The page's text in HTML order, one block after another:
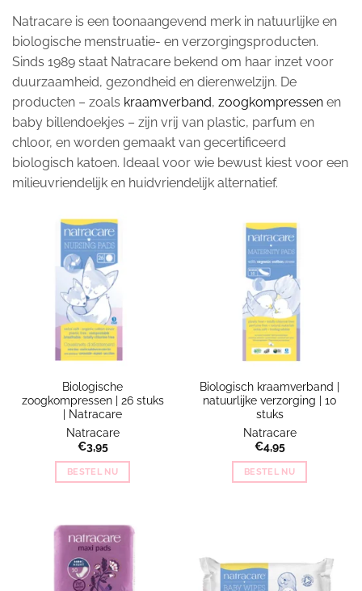
Natracare is een toonaangevend merk in natuurlijke en
biologische menstruatie- en verzorgingsproducten.
Sinds 1989 staat Natracare bekend om haar inzet voor
duurzaamheid, gezondheid en dierenwelzijn. De
producten – zoals kraamverband, zoogkompressen en
baby billendoekjes – zijn vrij van plastic, parfum en
chloor, en worden gemaakt van gecertificeerd
biologisch katoen. Ideaal voor wie bewust kiest voor een
milieuvriendelijk en huidvriendelijk alternatief.
Biologische
zoogkompressen | 26 stuks
| Natracare
Natracare
€3,95
BESTEL NU
Biologisch kraamverband |
natuurlijke verzorging | 10
stuks
Natracare
€4,95
BESTEL NU